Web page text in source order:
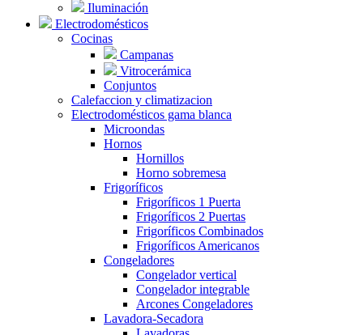
Iluminación
Electrodomésticos
Cocinas
Campanas
Vitrocerámica
Conjuntos
Calefaccion y climatizacion
Electrodomésticos gama blanca
Microondas
Hornos
Hornillos
Horno sobremesa
Frigoríficos
Frigoríficos 1 Puerta
Frigoríficos 2 Puertas
Frigoríficos Combinados
Frigoríficos Americanos
Congeladores
Congelador vertical
Congelador integrable
Arcones Congeladores
Lavadora-Secadora